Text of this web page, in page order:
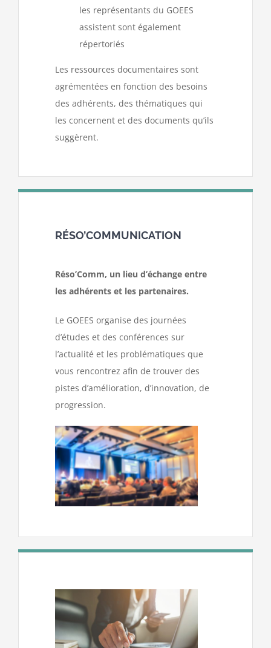
les représentants du GOEES
assistent sont également
répertoriés
Les ressources documentaires sont
agrémentées en fonction des besoins
des adhérents, des thématiques qui
les concernent et des documents qu’ils
suggèrent.
RÉSO’COMMUNICATION
Réso’Comm, un lieu d’échange entre
les adhérents et les partenaires.
Le GOEES organise des journées
d’études et des conférences sur
l’actualité et les problématiques que
vous rencontrez afin de trouver des
pistes d’amélioration, d’innovation, de
progression.